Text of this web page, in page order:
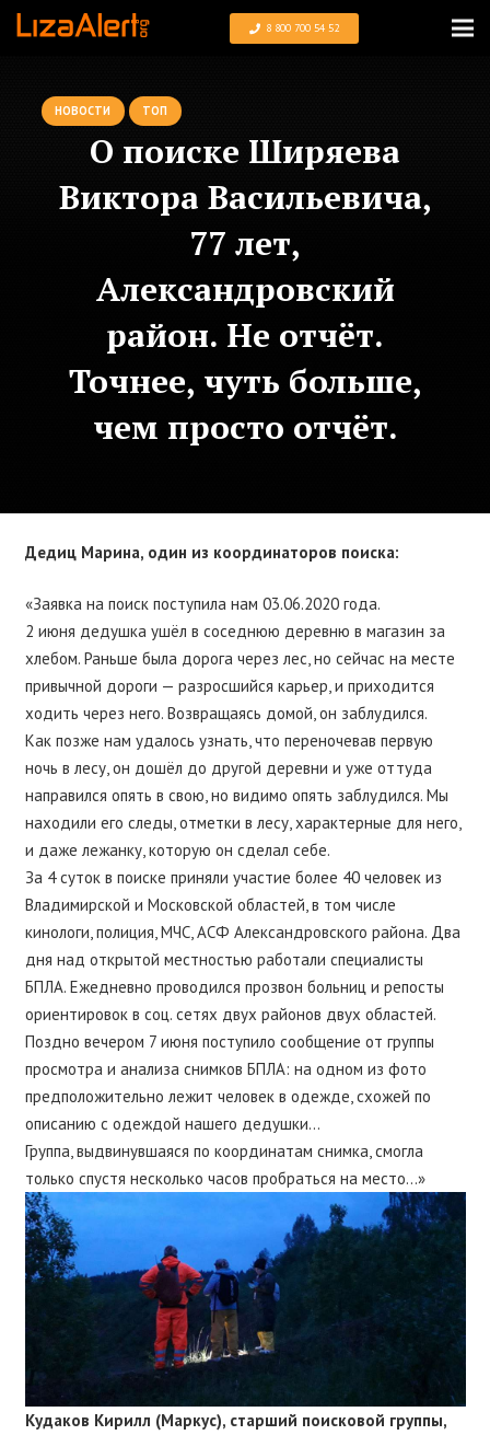
8 800 700 54 52
НОВОСТИ ТОП
О поиске Ширяева
Виктора Васильевича,
77 лет,
Александровский
район. Не отчёт.
Точнее, чуть больше,
чем просто отчёт.
Дедиц Марина, один из координаторов поиска:
«Заявка на поиск поступила нам 03.06.2020 года.
2 июня дедушка ушёл в соседнюю деревню в магазин за
хлебом. Раньше была дорога через лес, но сейчас на месте
привычной дороги — разросшийся карьер, и приходится
ходить через него. Возвращаясь домой, он заблудился.
Как позже нам удалось узнать, что переночевав первую
ночь в лесу, он дошёл до другой деревни и уже оттуда
направился опять в свою, но видимо опять заблудился. Мы
находили его следы, отметки в лесу, характерные для него,
и даже лежанку, которую он сделал себе.
За 4 суток в поиске приняли участие более 40 человек из
Владимирской и Московской областей, в том числе
кинологи, полиция, МЧС, АСФ Александровского района. Два
дня над открытой местностью работали специалисты
БПЛА. Ежедневно проводился прозвон больниц и репосты
ориентировок в соц. сетях двух районов двух областей.
Поздно вечером 7 июня поступило сообщение от группы
просмотра и анализа снимков БПЛА: на одном из фото
предположительно лежит человек в одежде, схожей по
описанию с одеждой нашего дедушки…
Группа, выдвинувшаяся по координатам снимка, смогла
только спустя несколько часов пробраться на место…»
Кудаков Кирилл (Маркус), старший поисковой группы,